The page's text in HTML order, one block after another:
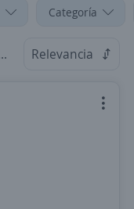
Categoría
Relevancia